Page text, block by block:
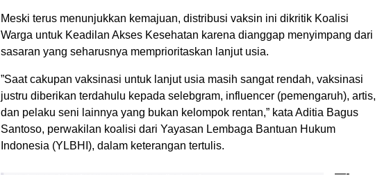
Meski terus menunjukkan kemajuan, distribusi vaksin ini dikritik Koalisi
Warga untuk Keadilan Akses Kesehatan karena dianggap menyimpang dari
sasaran yang seharusnya memprioritaskan lanjut usia.
”Saat cakupan vaksinasi untuk lanjut usia masih sangat rendah, vaksinasi
justru diberikan terdahulu kepada selebgram, influencer (pemengaruh), artis,
dan pelaku seni lainnya yang bukan kelompok rentan,” kata Aditia Bagus
Santoso, perwakilan koalisi dari Yayasan Lembaga Bantuan Hukum
Indonesia (YLBHI), dalam keterangan tertulis.